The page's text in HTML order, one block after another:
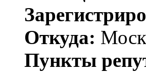
Откуда:
Пункты